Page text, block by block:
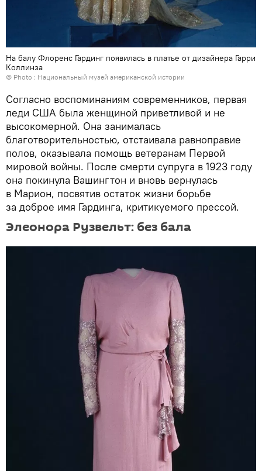
На балу Флоренс Гардинг появилась в платье от дизайнера Гарри
Коллинза
© Photo : Национальный музей американской истории
Согласно воспоминаниям современников, первая
леди США была женщиной приветливой и не
высокомерной. Она занималась
благотворительностью, отстаивала равноправие
полов, оказывала помощь ветеранам Первой
мировой войны. После смерти супруга в 1923 году
она покинула Вашингтон и вновь вернулась
в Марион, посвятив остаток жизни борьбе
за доброе имя Гардинга, критикуемого прессой.
Элеонора Рузвельт: без бала